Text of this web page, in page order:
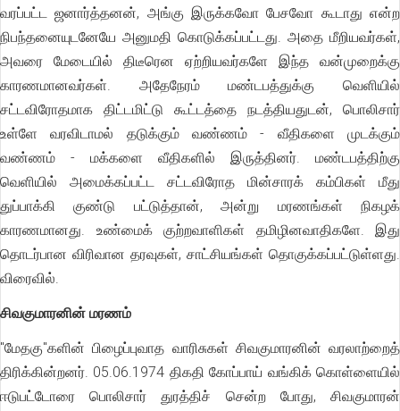
வரப்பட்ட ஜனார்த்தனன், அங்கு இருக்கவோ பேசவோ கூடாது என்ற
நிபந்தனையுடனேயே அனுமதி கொடுக்கப்பட்டது. அதை மீறியவர்கள்,
அவரை மேடையில் திடீரென ஏற்றியவர்களே இந்த வன்முறைக்கு
காரணமானவர்கள். அதேநேரம் மண்டபத்துக்கு வெளியில்
சட்டவிரோதமாக திட்டமிட்டு கூட்டத்தை நடத்தியதுடன், பொலிசார்
உள்ளே வரவிடாமல் தடுக்கும் வண்ணம் - வீதிகளை முடக்கும்
வண்ணம் - மக்களை வீதிகளில் இருத்தினர். மண்டபத்திற்கு
வெளியில் அமைக்கப்பட்ட சட்டவிரோத மின்சாரக் கம்பிகள் மீது
துப்பாக்கி குண்டு பட்டுத்தான், அன்று மரணங்கள் நிகழக்
காரணமானது. உண்மைக் குற்றவாளிகள் தமிழினவாதிகளே. இது
தொடர்பான விரிவான தரவுகள், சாட்சியங்கள் தொகுக்கப்பட்டுள்ளது.
விரைவில்.
சிவகுமாரனின் மரணம்
"மேதகு"களின் பிழைப்புவாத வாரிசுகள் சிவகுமாரனின் வரலாற்றைத்
திரிக்கின்றனர். 05.06.1974 திகதி கோப்பாய் வங்கிக் கொள்ளையில்
ஈடுபட்டோரை பொலிசார் துரத்திச் சென்ற போது, சிவகுமாரன்